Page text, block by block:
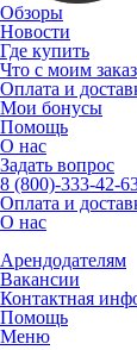
Обзоры
Новости
Где купить
Что с моим
Оплата и
Мои бонусы
Помощь
О нас
Задать вопрос
8 (800)-333-42-
Оплата и
О нас
Арендодателям
Вакансии
Контактная
Помощь
Меню